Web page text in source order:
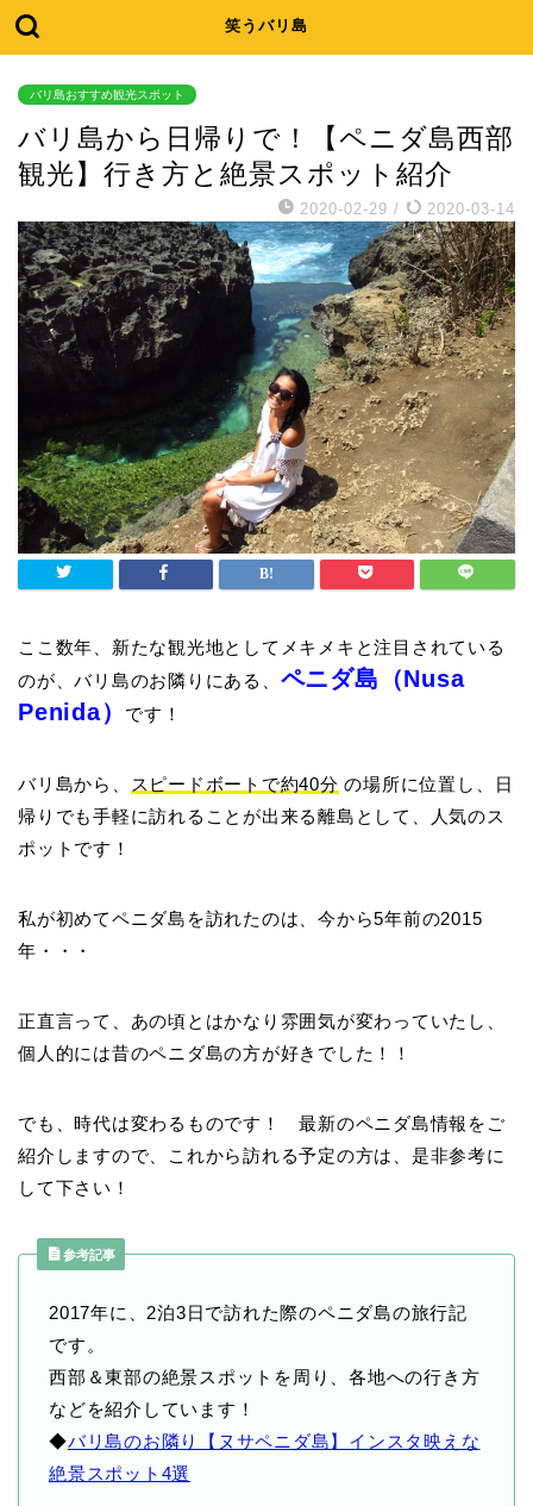
笑うバリ島
バリ島おすすめ観光スポット
バリ島から日帰りで！【ペニダ島西部
観光】行き方と絶景スポット紹介
2020-02-29 / 2020-03-14
ここ数年、新たな観光地としてメキメキと注目されている
のが、バリ島のお隣りにある、 ペニダ島（Nusa
Penida）
です！
バリ島から、 スピードボートで約40分 の場所に位置し、日
帰りでも手軽に訪れることが出来る離島として、人気のス
ポットです！
私が初めてペニダ島を訪れたのは、今から5年前の2015
年・・・
正直言って、あの頃とはかなり雰囲気が変わっていたし、
個人的には昔のペニダ島の方が好きでした！！
でも、時代は変わるものです！ 最新のペニダ島情報をご
紹介しますので、これから訪れる予定の方は、是非参考に
して下さい！
参考記事
2017年に、2泊3日で訪れた際のペニダ島の旅行記
です。
西部＆東部の絶景スポットを周り、各地への行き方
などを紹介しています！
◆バリ島のお隣り【ヌサペニダ島】インスタ映えな
絶景スポット4選